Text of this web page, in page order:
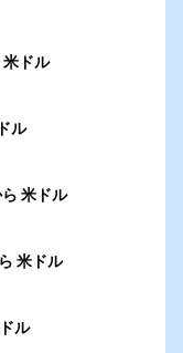
ドル
ル
米ドル
米ドル
ル